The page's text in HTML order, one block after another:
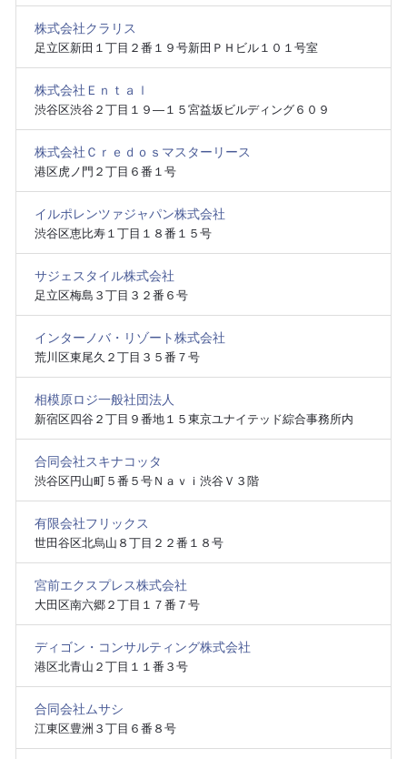
株式会社クラリス
足立区新田１丁目２番１９号新田ＰＨビル１０１号室
株式会社Ｅｎｔａｌ
渋谷区渋谷２丁目１９―１５宮益坂ビルディング６０９
株式会社Ｃｒｅｄｏｓマスターリース
港区虎ノ門２丁目６番１号
イルポレンツァジャパン株式会社
渋谷区恵比寿１丁目１８番１５号
サジェスタイル株式会社
足立区梅島３丁目３２番６号
インターノバ・リゾート株式会社
荒川区東尾久２丁目３５番７号
相模原ロジ一般社団法人
新宿区四谷２丁目９番地１５東京ユナイテッド綜合事務所内
合同会社スキナコッタ
渋谷区円山町５番５号Ｎａｖｉ渋谷Ｖ３階
有限会社フリックス
世田谷区北烏山８丁目２２番１８号
宮前エクスプレス株式会社
大田区南六郷２丁目１７番７号
ディゴン・コンサルティング株式会社
港区北青山２丁目１１番３号
合同会社ムサシ
江東区豊洲３丁目６番８号